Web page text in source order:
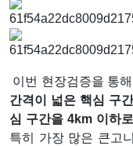
이번 현장검증을 통
간격이 넓은 핵심 구
심 구간을4km 이하
특히 가장 많은 큰고